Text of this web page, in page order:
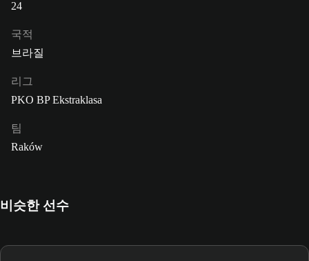
24
국적
브라질
리그
PKO BP Ekstraklasa
팀
Raków
비슷한 선수